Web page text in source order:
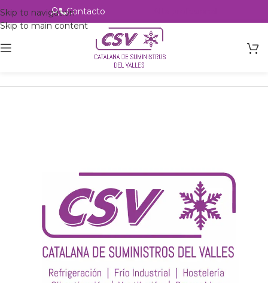
Skip to navigation
Skip to main content
Contacto
Intercambio